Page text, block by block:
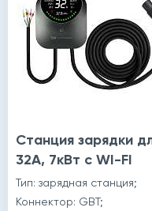
Станция зарядки
32A, 7кВт с WI-FI
Тип: зарядная станция;
Коннектор: GBT;